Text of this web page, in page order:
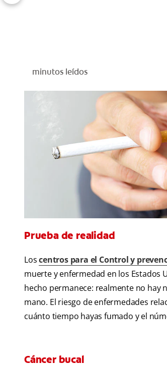
minutos leídos
Prueba de realidad
Loscentros para el Control y
muerte y enfermedad en los Estados
hecho permanece: realmente no hay
mano. El riesgo de enfermedades
cuánto tiempo hayas fumado y el
Cáncer bucal